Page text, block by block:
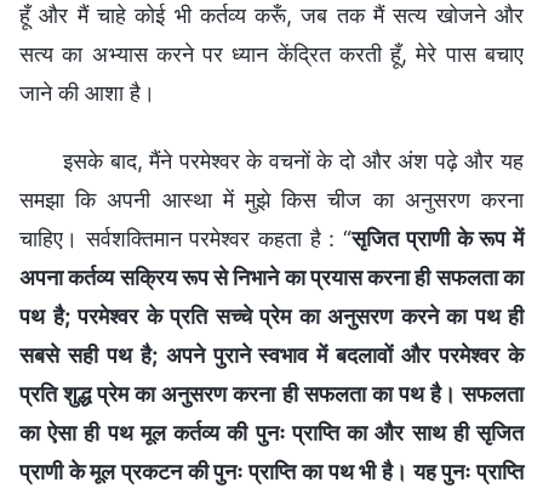
हूँ और मैं चाहे कोई भी कर्तव्य करूँ, जब तक मैं सत्य खोजने और
सत्य का अभ्यास करने पर ध्यान केंद्रित करती हूँ, मेरे पास बचाए
जाने की आशा है।
इसके बाद, मैंने परमेश्वर के वचनों के दो और अंश पढ़े और यह
समझा कि अपनी आस्था में मुझे किस चीज का अनुसरण करना
चाहिए। सर्वशक्तिमान परमेश्वर कहता है : “सृजित प्राणी के रूप में
अपना कर्तव्य सक्रिय रूप से निभाने का प्रयास करना ही सफलता का
पथ है; परमेश्वर के प्रति सच्चे प्रेम का अनुसरण करने का पथ ही
सबसे सही पथ है; अपने पुराने स्वभाव में बदलावों और परमेश्वर के
प्रति शुद्ध प्रेम का अनुसरण करना ही सफलता का पथ है। सफलता
का ऐसा ही पथ मूल कर्तव्य की पुनः प्राप्ति का और साथ ही सृजित
प्राणी के मूल प्रकटन की पुनः प्राप्ति का पथ भी है। यह पुनः प्राप्ति